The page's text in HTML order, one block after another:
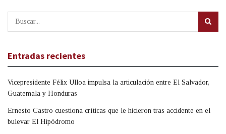
Entradas recientes
Vicepresidente Félix Ulloa impulsa la articulación entre El Salvador,
Guatemala y Honduras
Ernesto Castro cuestiona críticas que le hicieron tras accidente en el
bulevar El Hipódromo